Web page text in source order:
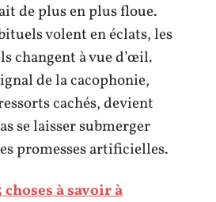
de plus en plus floue.
volent en éclats, les
changent à vue d’œil.
de la cacophonie,
cachés, devient
se laisser submerger
promesses artificielles.
choses à savoir à